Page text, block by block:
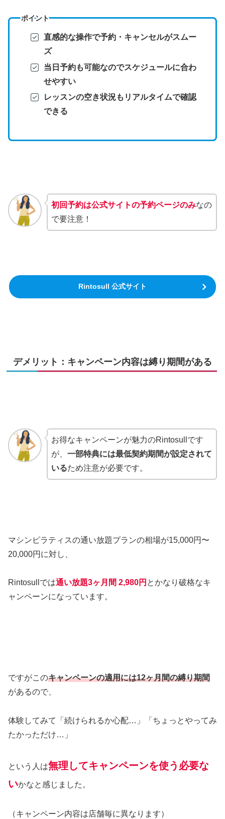
ポイント
直感的な操作で予約・キャンセルがスムー
ズ
当日予約も可能なのでスケジュールに合わ
せやすい
レッスンの空き状況もリアルタイムで確認
できる
初回予約は公式サイトの予約ページのみなの
で要注意！
Rintosull 公式サイト
デメリット：キャンペーン内容は縛り期間がある
お得なキャンペーンが魅力のRintosullです
が、 一部特典には最低契約期間が設定されて
いるため注意が必要です。
マシンピラティスの通い放題プランの相場が15,000円〜
20,000円に対し、
Rintosullでは通い放題3ヶ月間 2,980円 とかなり破格なキ
ャンペーンになっています。
ですがこのキャンペーンの適用には12ヶ月間の縛り期間
があるので、
体験してみて「続けられるか心配…」「ちょっとやってみ
たかっただけ…」
という人は無理してキャンペーンを使う必要な
いかなと感じました。
（キャンペーン内容は店舗毎に異なります）